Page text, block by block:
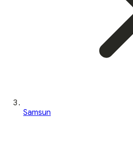
Samsun